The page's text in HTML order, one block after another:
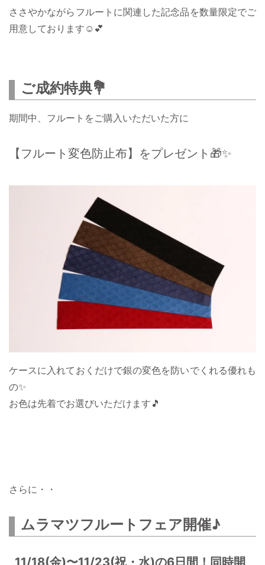
ささやかながらフルートに関連した記念品を数量限定でご
用意しております☺️💕
ご成約特典💐
期間中、フルートをご購入いただいた方に
【フルート変色防止布】をプレゼント🎁✨
ケースに入れておくだけで銀の変色を防いでくれる優れも
の✨
お色は先着でお選びいただけます🎵
さらに・・
ムラマツフルートフェア開催♪
11/18(金)〜11/23(祝・水)の6日間！同時開